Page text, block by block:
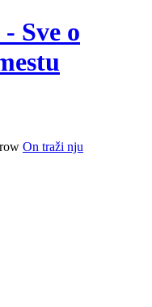
Sve o
On traži nju